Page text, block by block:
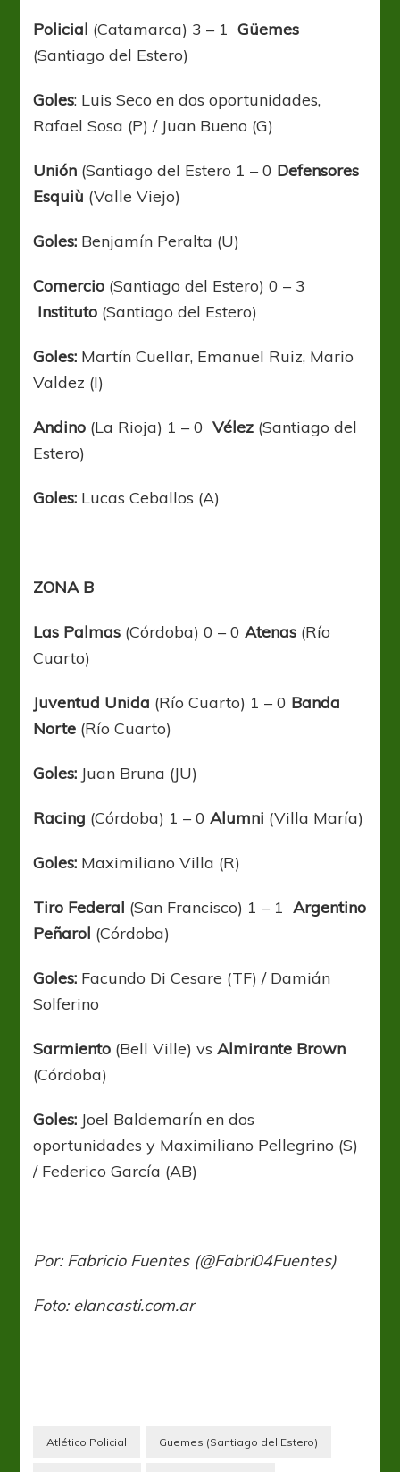
Policial (Catamarca) 3 – 1Güemes
(Santiago del Estero)
Goles: Luis Seco en dos oportunidades,
Rafael Sosa (P) / Juan Bueno (G)
Unión (Santiago del Estero 1 – 0 Defensores
Esquiù (Valle Viejo)
Goles: Benjamín Peralta (U)
Comercio (Santiago del Estero) 0 – 3
Instituto (Santiago del Estero)
Goles: Martín Cuellar, Emanuel Ruiz, Mario
Valdez (I)
Andino (La Rioja) 1 – 0 Vélez (Santiago del
Estero)
Goles: Lucas Ceballos (A)
ZONA B
Las Palmas (Córdoba) 0 – 0Atenas (Río
Cuarto)
Juventud Unida (Río Cuarto) 1 – 0 Banda
Norte (Río Cuarto)
Goles: Juan Bruna (JU)
Racing (Córdoba) 1 – 0Alumni (Villa María)
Goles: Maximiliano Villa (R)
Tiro Federal (San Francisco) 1 – 1Argentino
Peñarol (Córdoba)
Goles: Facundo Di Cesare (TF) / Damián
Solferino
Sarmiento (Bell Ville) vsAlmirante Brown
(Córdoba)
Goles: Joel Baldemarín en dos
oportunidades y Maximiliano Pellegrino (S)
/ Federico García (AB)
Por: Fabricio Fuentes (@Fabri04Fuentes)
Foto: elancasti.com.ar
Atlético Policial Guemes (Santiago del Estero)